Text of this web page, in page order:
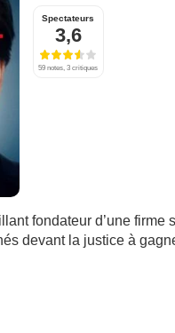
Spectateurs
3,6
59 notes, 3 critiques
fondateur d’une
devant la justice à